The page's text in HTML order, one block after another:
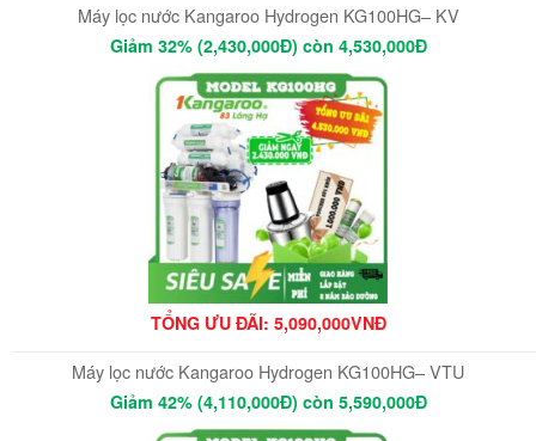
Máy lọc nước Kangaroo Hydrogen KG100HG– KV
Giảm 32% (2,430,000Đ) còn 4,530,000Đ
TỔNG ƯU ĐÃI: 5,090,000VNĐ
Máy lọc nước Kangaroo Hydrogen KG100HG– VTU
Giảm 42% (4,110,000Đ) còn 5,590,000Đ